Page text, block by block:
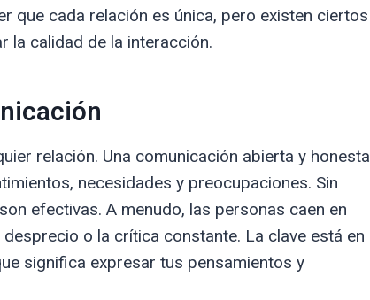
que cada relación es única, pero existen ciertos
la calidad de la interacción.
relación. Una comunicación abierta y honesta
necesidades y preocupaciones. Sin
efectivas. A menudo, las personas caen en
o la crítica constante. La clave está en
significa expresar tus pensamientos y